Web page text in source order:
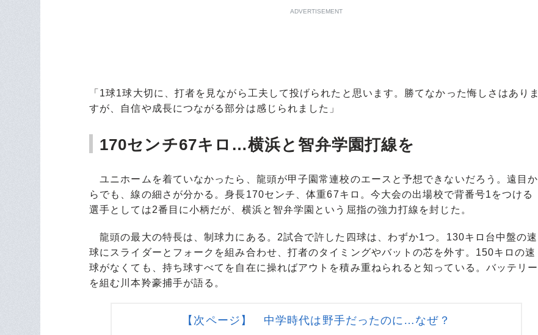
ADVERTISEMENT
「1球1球大切に、打者を見ながら工夫して投げられたと思います。勝てなかった悔しさはありま
すが、自信や成長につながる部分は感じられました」
170センチ67キロ…横浜と智弁学園打線を
ユニホームを着ていなかったら、龍頭が甲子園常連校のエースと予想できないだろう。遠目か
らでも、線の細さが分かる。身長170センチ、体重67キロ。今大会の出場校で背番号1をつける
選手としては2番目に小柄だが、横浜と智弁学園という屈指の強力打線を封じた。
龍頭の最大の特長は、制球力にある。2試合で許した四球は、わずか1つ。130キロ台中盤の速
球にスライダーとフォークを組み合わせ、打者のタイミングやバットの芯を外す。150キロの速
球がなくても、持ち球すべてを自在に操ればアウトを積み重ねられると知っている。バッテリー
を組む川本羚豪捕手が語る。
【次ページ】 中学時代は野手だったのに…なぜ？